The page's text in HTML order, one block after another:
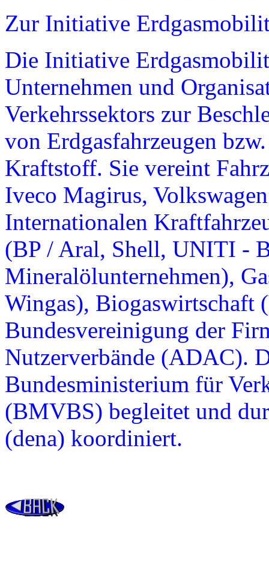
Zur Initiative
Die Initiative
Unternehmen und
Verkehrssektors zur
von Erdgasfahrzeugen
Kraftstoff. Sie vereint
Iveco Magirus,
Internationalen
(BP / Aral, Shell, UNITI -
Mineralölunternehmen),
Wingas), Biogaswirtschaft
Bundesvereinigung der
Nutzerverbände (ADAC).
Bundesministerium für
(BMVBS) begleitet und
(dena) koordiniert.